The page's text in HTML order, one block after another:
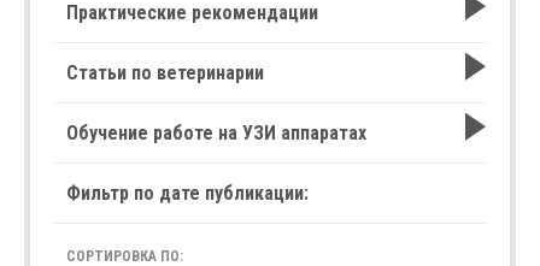
Практические рекомендации
Статьи по ветеринарии
Обучение работе на УЗИ аппаратах
Фильтр по дате публикации:
СОРТИРОВКА ПО: